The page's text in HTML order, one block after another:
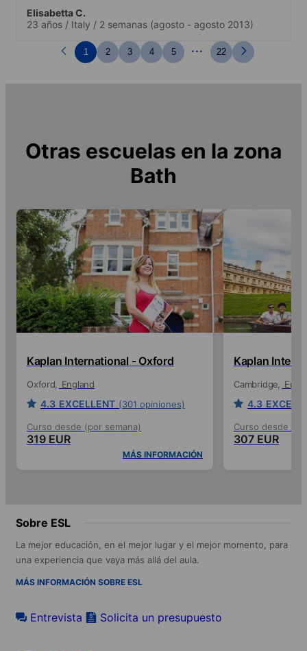
grand choix d'activités qui permettent de
faire de nouvelles connaissances et de
profiter au mieux de la ville
Elisabetta C.
23 años / Italy / 2 semanas (agosto - agosto 2013)
1 2 3 4 5 ... 22
Otras escuelas en la zona
Bath
Kaplan International - Oxford
Oxford England
4.3 EXCELLENT (301 opiniones)
Curso desde (por semana)
319 EUR
MÁS INFORMACIÓN
Kaplan
Cambridge
4.3
Curso desde
307 EUR
Sobre ESL
La mejor educación, en el mejor lugar y el mejor momento, para
una experiencia que vaya más allá del aula.
MÁS INFORMACIÓN SOBRE ESL
Entrevista Solicita un presupuesto